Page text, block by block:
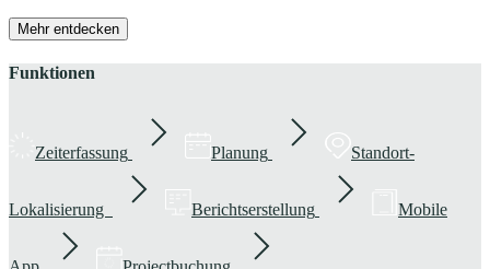
Mehr entdecken
Funktionen
Zeiterfassung Planung Standort-
Lokalisierung Berichtserstellung Mobile